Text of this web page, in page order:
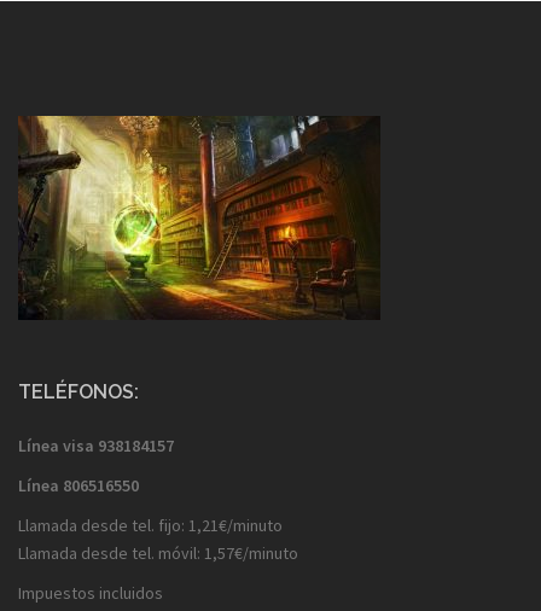
TELÉFONOS:
Línea visa 938184157
Línea 806516550
Llamada desde tel. fijo: 1,21€/minuto
Llamada desde tel. móvil: 1,57€/minuto
Impuestos incluidos